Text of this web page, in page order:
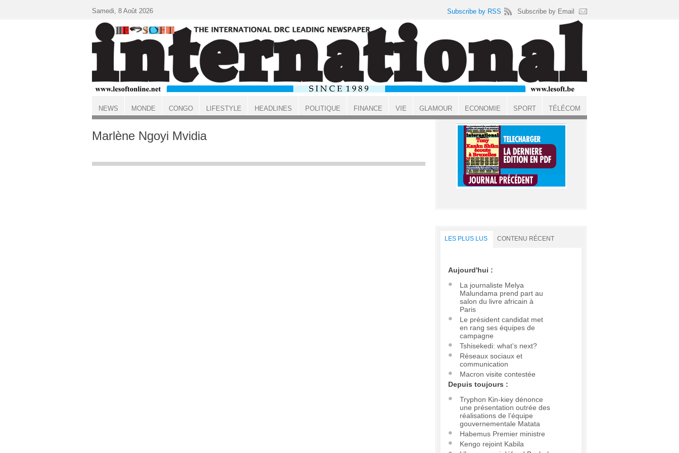
ACCUEIL
Marlène Ngoyi Mvidia
LES PLUS LUS CONTENU RÉCENT
Aujourd'hui :
La journaliste Melya
Malundama prend part au
salon du livre africain à
Paris
Le président candidat met
en rang ses équipes de
campagne
Tshisekedi: what’s next?
Réseaux sociaux et
communication
Macron visite contestée
Depuis toujours :
Tryphon Kin-kiey dénonce
une présentation outrée des
réalisations de l’équipe
gouvernementale Matata
Habemus Premier ministre
Kengo rejoint Kabila
Samedi, 8 Août 2026 Subscribe by RSS Subscribe by Email
NEWS MONDE CONGO LIFESTYLE HEADLINES POLITIQUE FINANCE VIE GLAMOUR ECONOMIE SPORT TÉLÉCOM